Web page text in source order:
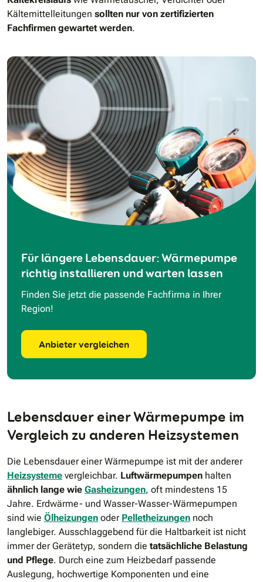
Kältemittelleitungen sollten nur von zertifizierten
Fachfirmen gewartet werden.
Für längere Lebensdauer: Wärmepumpe
richtig installieren und warten lassen
Finden Sie jetzt die passende Fachfirma in Ihrer
Region!
Anbieter vergleichen
Lebensdauer einer Wärmepumpe im
Vergleich zu anderen Heizsystemen
Die Lebensdauer einer Wärmepumpe ist mit der anderer
Heizsysteme vergleichbar. Luftwärmepumpen halten
ähnlich lange wie Gasheizungen, oft mindestens 15
Jahre. Erdwärme- und Wasser-Wasser-Wärmepumpen
sind wie Ölheizungen oder Pelletheizungen noch
langlebiger. Ausschlaggebend für die Haltbarkeit ist nicht
immer der Gerätetyp, sondern die tatsächliche Belastung
und Pflege. Durch eine zum Heizbedarf passende
Auslegung, hochwertige Komponenten und eine